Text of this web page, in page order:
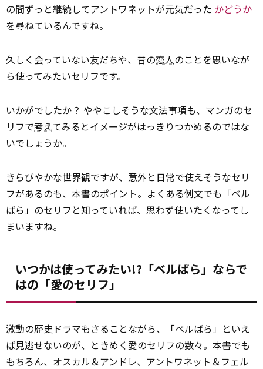
の間ずっと継続してアントワネットが元気だった かどうか
を尋ねているんですね。
久しく会っていない友だちや、昔の恋人のことを思いなが
ら使ってみたいセリフです。
いかがでしたか？ ややこしそうな文法事項も、マンガのセ
リフで考えてみるとイメージがはっきりつかめるのではな
いでしょうか。
きらびやかな世界観ですが、意外と日常で使えそうなセリ
フがあるのも、本書のポイント。よくある例文でも「ベル
ばら」のセリフと知っていれば、思わず使いたくなってし
まいますね。
いつかは使ってみたい!?「ベルばら」ならで
はの「愛のセリフ」
激動の歴史ドラマもさることながら、「ベルばら」といえ
ば見逃せないのが、ときめく愛のセリフの数々。本書でも
もちろん、オスカル＆アンドレ、アントワネット＆フェル